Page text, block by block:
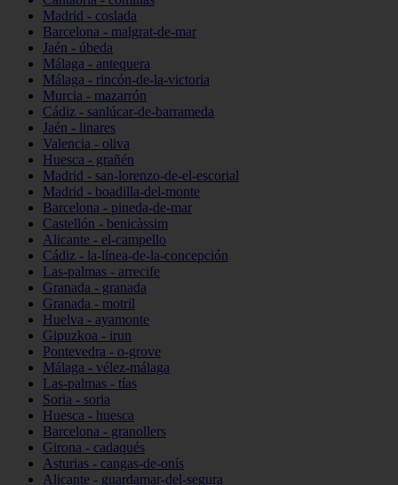
Madrid - coslada
Barcelona - malgrat-de-mar
Jaén - úbeda
Málaga - antequera
Málaga - rincón-de-la-victoria
Murcia - mazarrón
Cádiz - sanlúcar-de-barrameda
Jaén - linares
Valencia - oliva
Huesca - grañén
Madrid - san-lorenzo-de-el-escorial
Madrid - boadilla-del-monte
Barcelona - pineda-de-mar
Castellón - benicàssim
Alicante - el-campello
Cádiz - la-línea-de-la-concepción
Las-palmas - arrecife
Granada - granada
Granada - motril
Huelva - ayamonte
Gipuzkoa - irun
Pontevedra - o-grove
Málaga - vélez-málaga
Las-palmas - tías
Soria - soria
Huesca - huesca
Barcelona - granollers
Girona - cadaqués
Asturias - cangas-de-onís
Alicante - guardamar-del-segura